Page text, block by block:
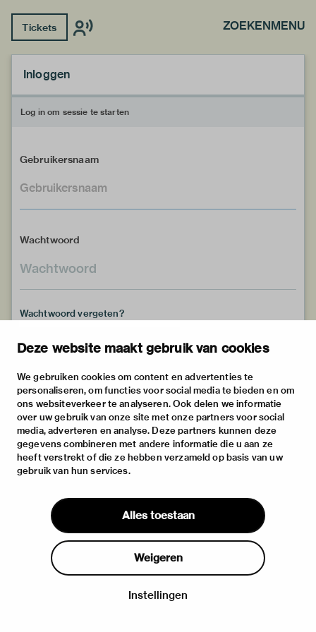
Deze website maakt gebruik van cookies
We gebruiken cookies om content en advertenties te
personaliseren, om functies voor social media te bieden en om
ons websiteverkeer te analyseren. Ook delen we informatie
over uw gebruik van onze site met onze partners voor social
media, adverteren en analyse. Deze partners kunnen deze
gegevens combineren met andere informatie die u aan ze
heeft verstrekt of die ze hebben verzameld op basis van uw
gebruik van hun services.
Alles toestaan
Weigeren
Instellingen
Tickets ZOEKENMENU
Inloggen
Log in om sessie te starten
Gebruikersnaam
Wachtwoord
Wachtwoord vergeten?